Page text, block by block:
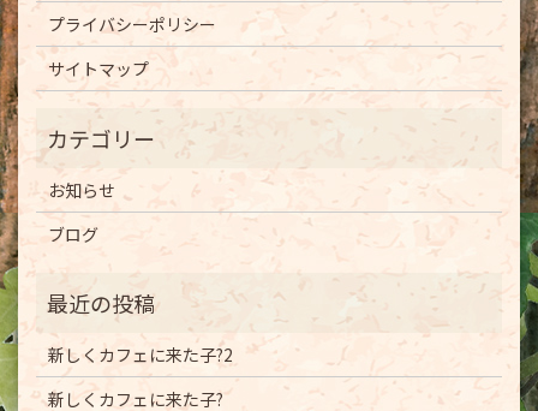
プライバシーポリシー
サイトマップ
お知らせ
ブログ
新しくカフェに来た子?2
新しくカフェに来た子?